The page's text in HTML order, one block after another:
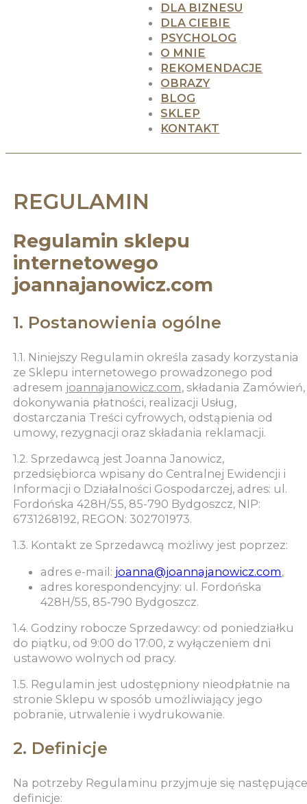
DLA BIZNESU
DLA CIEBIE
PSYCHOLOG
O MNIE
REKOMENDACJE
OBRAZY
BLOG
SKLEP
KONTAKT
REGULAMIN
Regulamin sklepu
internetowego
joannajanowicz.com
1. Postanowienia ogólne
1.1. Niniejszy Regulamin określa zasady korzystania
ze Sklepu internetowego prowadzonego pod
adresem joannajanowicz.com, składania Zamówień,
dokonywania płatności, realizacji Usług,
dostarczania Treści cyfrowych, odstąpienia od
umowy, rezygnacji oraz składania reklamacji.
1.2. Sprzedawcą jest Joanna Janowicz,
przedsiębiorca wpisany do Centralnej Ewidencji i
Informacji o Działalności Gospodarczej, adres: ul.
Fordońska 428H/55, 85-790 Bydgoszcz, NIP:
6731268192, REGON: 302701973.
1.3. Kontakt ze Sprzedawcą możliwy jest poprzez:
adres e-mail: joanna@joannajanowicz.com,
adres korespondencyjny: ul. Fordońska
428H/55, 85-790 Bydgoszcz.
1.4. Godziny robocze Sprzedawcy: od poniedziałku
do piątku, od 9:00 do 17:00, z wyłączeniem dni
ustawowo wolnych od pracy.
1.5. Regulamin jest udostępniony nieodpłatnie na
stronie Sklepu w sposób umożliwiający jego
pobranie, utrwalenie i wydrukowanie.
2. Definicje
Na potrzeby Regulaminu przyjmuje się następujące
definicje: